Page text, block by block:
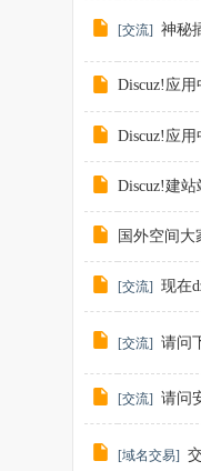
[交流] 神秘
Discuz!应
Discuz!应
Discuz!建
国外空间大
[交流] 现在
[交流] 请问
[交流] 请问
[域名交易]